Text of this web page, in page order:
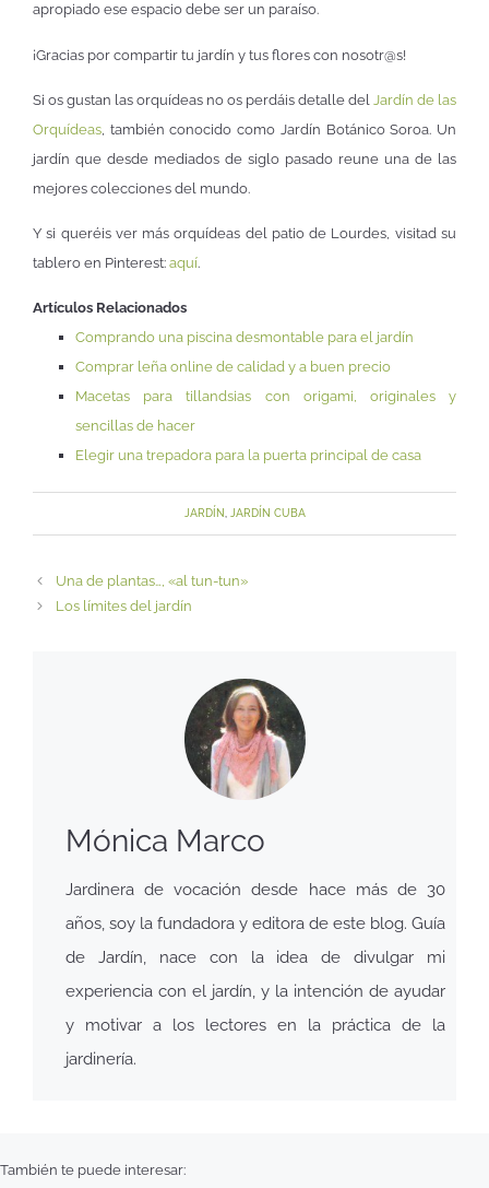
apropiado ese espacio debe ser un paraíso.
¡Gracias por compartir tu jardín y tus flores con nosotr@s!
Si os gustan las orquídeas no os perdáis detalle del
Jardín de las
Orquídeas , también conocido como Jardín Botánico Soroa. Un
jardín que desde mediados de siglo pasado reune una de las
mejores colecciones del mundo.
Y si queréis ver más orquídeas del patio de Lourdes, visitad su
tablero en Pinterest: aquí.
Artículos Relacionados
Comprando una piscina desmontable para el jardín
Comprar leña online de calidad y a buen precio
Macetas para tillandsias con origami, originales y
sencillas de hacer
Elegir una trepadora para la puerta principal de casa
JARDÍN JARDÍN CUBA
Una de plantas…, «al tun-tun»
Los límites del jardín
Mónica Marco
Jardinera de vocación desde hace más de 30
años, soy la fundadora y editora de este blog. Guía
de Jardín, nace con la idea de divulgar mi
experiencia con el jardín, y la intención de ayudar
y motivar a los lectores en la práctica de la
jardinería.
También te puede interesar: